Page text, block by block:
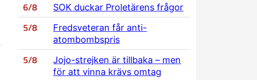
6/8 SOK duckar Proletärens frågor
5/8
Fredsveteran får anti-
atombombspris
5/8
Jojo-strejken är tillbaka – men
för att vinna krävs omtag